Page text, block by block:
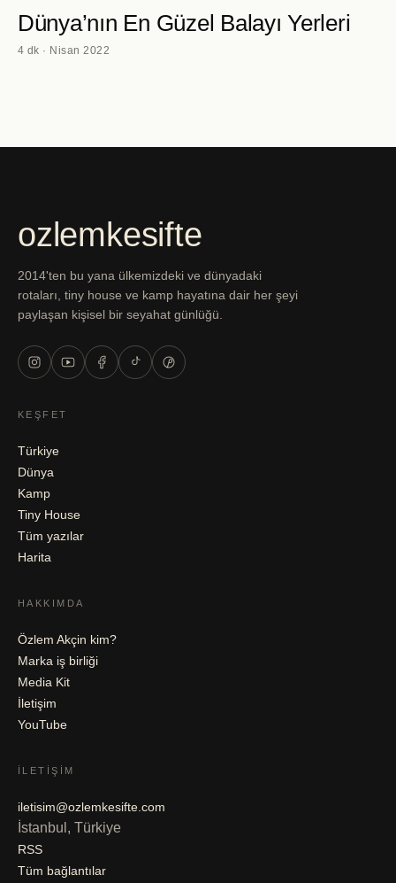
Dünya’nın En Güzel Balayı Yerleri
4 dk · Nisan 2022
ozlemkesifte
2014'ten bu yana ülkemizdeki ve dünyadaki
rotaları, tiny house ve kamp hayatına dair her şeyi
paylaşan kişisel bir seyahat günlüğü.
KEŞFET
Türkiye
Dünya
Kamp
Tiny House
Tüm yazılar
Harita
HAKKIMDA
Özlem Akçin kim?
Marka iş birliği
Media Kit
İletişim
YouTube
İLETIŞIM
iletisim@ozlemkesifte.com
İstanbul, Türkiye
RSS
Tüm bağlantılar